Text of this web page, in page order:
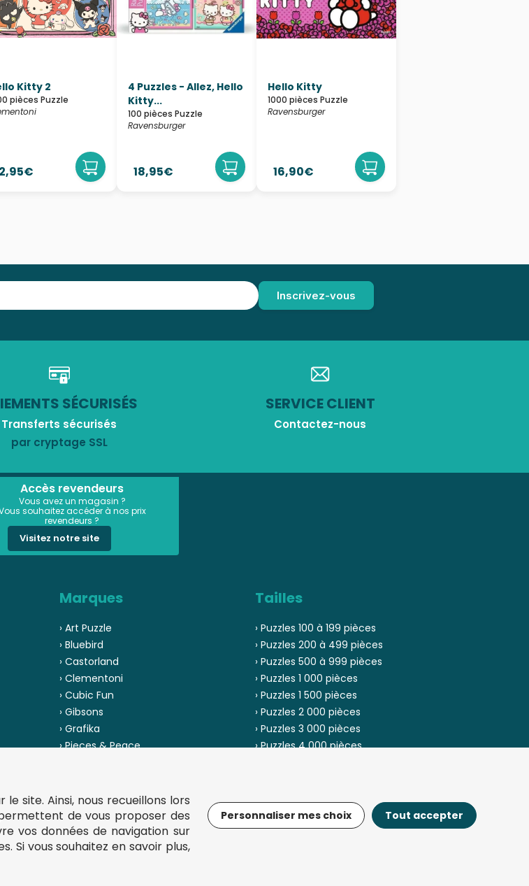
Kitty 2
pièces Puzzle
4 Puzzles - Allez, Hello
Kitty...
100 pièces Puzzle
Ravensburger
18,95€
Hello Kitty
1000 pièces Puzzle
Ravensburger
16,90€
SÉCURISÉS
Transferts sécurisés
par cryptage SSL
SERVICE CLIENT
Contactez-nous
Accès revendeurs
Vous avez un magasin ?
souhaitez accéder à nos prix
revendeurs ?
Visitez notre site
Marques
› Art Puzzle
› Bluebird
› Castorland
› Clementoni
› Cubic Fun
› Gibsons
› Grafika
› Pieces & Peace
Tailles
› Puzzles 100 à 199 pièces
› Puzzles 200 à 499 pièces
› Puzzles 500 à 999 pièces
› Puzzles 1 000 pièces
› Puzzles 1 500 pièces
› Puzzles 2 000 pièces
› Puzzles 3 000 pièces
› Puzzles 4 000 pièces
site. Ainsi, nous recueillons lors
de vous proposer des
vos données de navigation sur
Si vous souhaitez en savoir plus,
Personnaliser mes choix Tout accepter